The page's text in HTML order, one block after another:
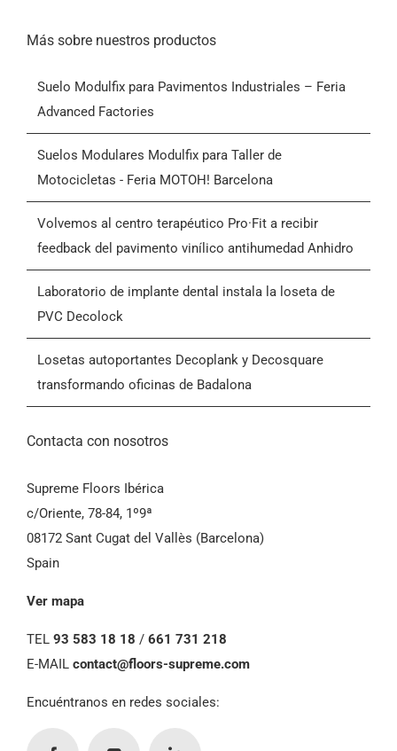
Inicio
Productos
Quiénes somos
Contactar
Más sobre nuestros productos
Suelo Modulfix para Pavimentos Industriales – Feria
Advanced Factories
Suelos Modulares Modulfix para Taller de
Motocicletas - Feria MOTOH! Barcelona
Volvemos al centro terapéutico Pro·Fit a recibir
feedback del pavimento vinílico antihumedad Anhidro
Laboratorio de implante dental instala la loseta de
PVC Decolock
Losetas autoportantes Decoplank y Decosquare
transformando oficinas de Badalona
Contacta con nosotros
Supreme Floors Ibérica
c/Oriente, 78-84, 1º9ª
08172 Sant Cugat del Vallès (Barcelona)
Spain
Ver mapa
TEL 93 583 18 18 / 661 731 218
E-MAIL contact@floors-supreme.com
Encuéntranos en redes sociales: